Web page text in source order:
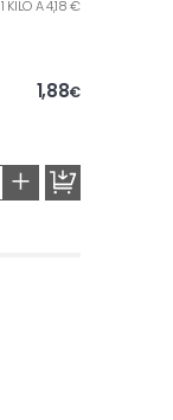
1 KILO A 4,18 €
1,88€
+